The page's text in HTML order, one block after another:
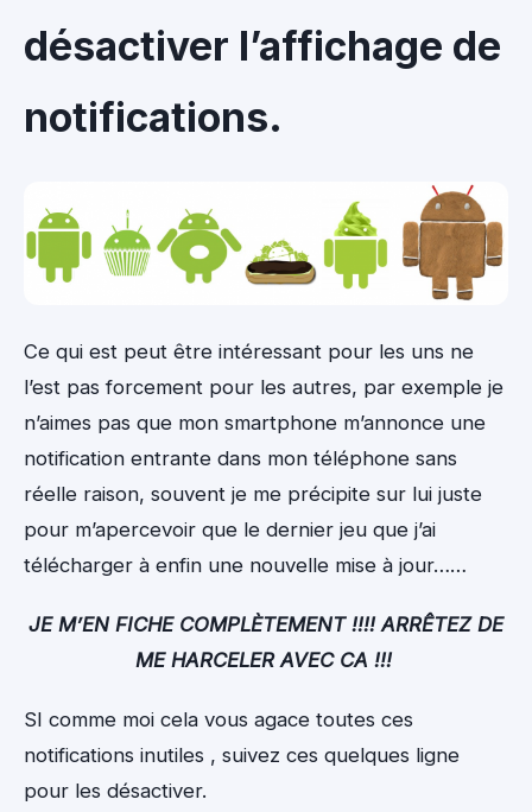
désactiver l’affichage de
notifications.
Ce qui est peut être intéressant pour les uns ne
l’est pas forcement pour les autres, par exemple je
n’aimes pas que mon smartphone m’annonce une
notification entrante dans mon téléphone sans
réelle raison, souvent je me précipite sur lui juste
pour m’apercevoir que le dernier jeu que j’ai
télécharger à enfin une nouvelle mise à jour……
JE M’EN FICHE COMPLÈTEMENT !!!! ARRÊTEZ DE
ME HARCELER AVEC CA !!!
SI comme moi cela vous agace toutes ces
notifications inutiles , suivez ces quelques ligne
pour les désactiver.